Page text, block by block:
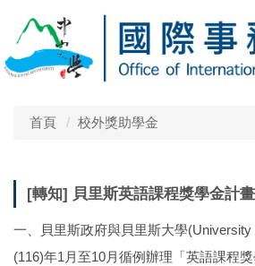
首頁 校外獎助學金
[轉知] 貝里斯英語課程獎學金計畫
一、貝里斯政府與貝里斯大學(University
(116)年1月至10月循例辦理「英語課程